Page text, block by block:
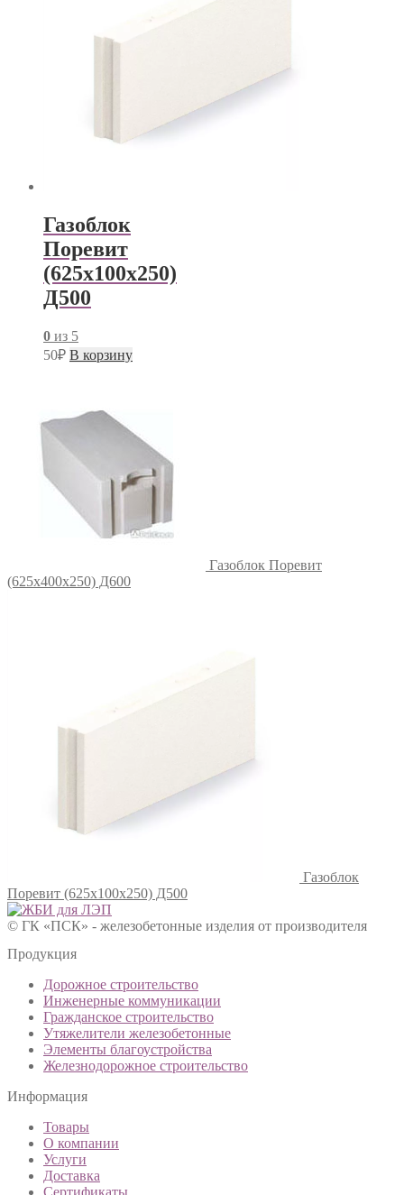
Газоблок
Поревит
(625х100х250)
Д500
0 из 5
50₽ В корзину
Газоблок Поревит
(625х400х250) Д600
Газоблок
Поревит (625х100х250) Д500
© ГК «ПСК» - железобетонные изделия от производителя
Продукция
Дорожное строительство
Инженерные коммуникации
Гражданское строительство
Утяжелители железобетонные
Элементы благоустройства
Железнодорожное строительство
Информация
Товары
О компании
Услуги
Доставка
Сертификаты